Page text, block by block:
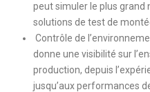
peut simuler le plus grand
solutions de test de
Contrôle de
donne une visibilité sur
production, depuis
jusqu’aux performances